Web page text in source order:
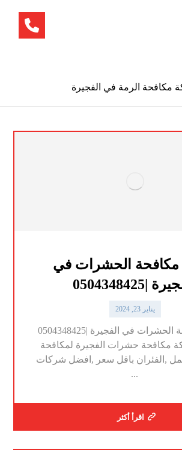
مكافحة الرمة في الفجيرة
الحشرات في
|0504348425
يناير 23, 2024
شركة مكافحة الحشرات في الفجيرة |0504348425
مكافحة حشرات الفجيرة لمكافحة
,الفئران باقل سعر ,افضل شركات
...
اقرأ أكثر